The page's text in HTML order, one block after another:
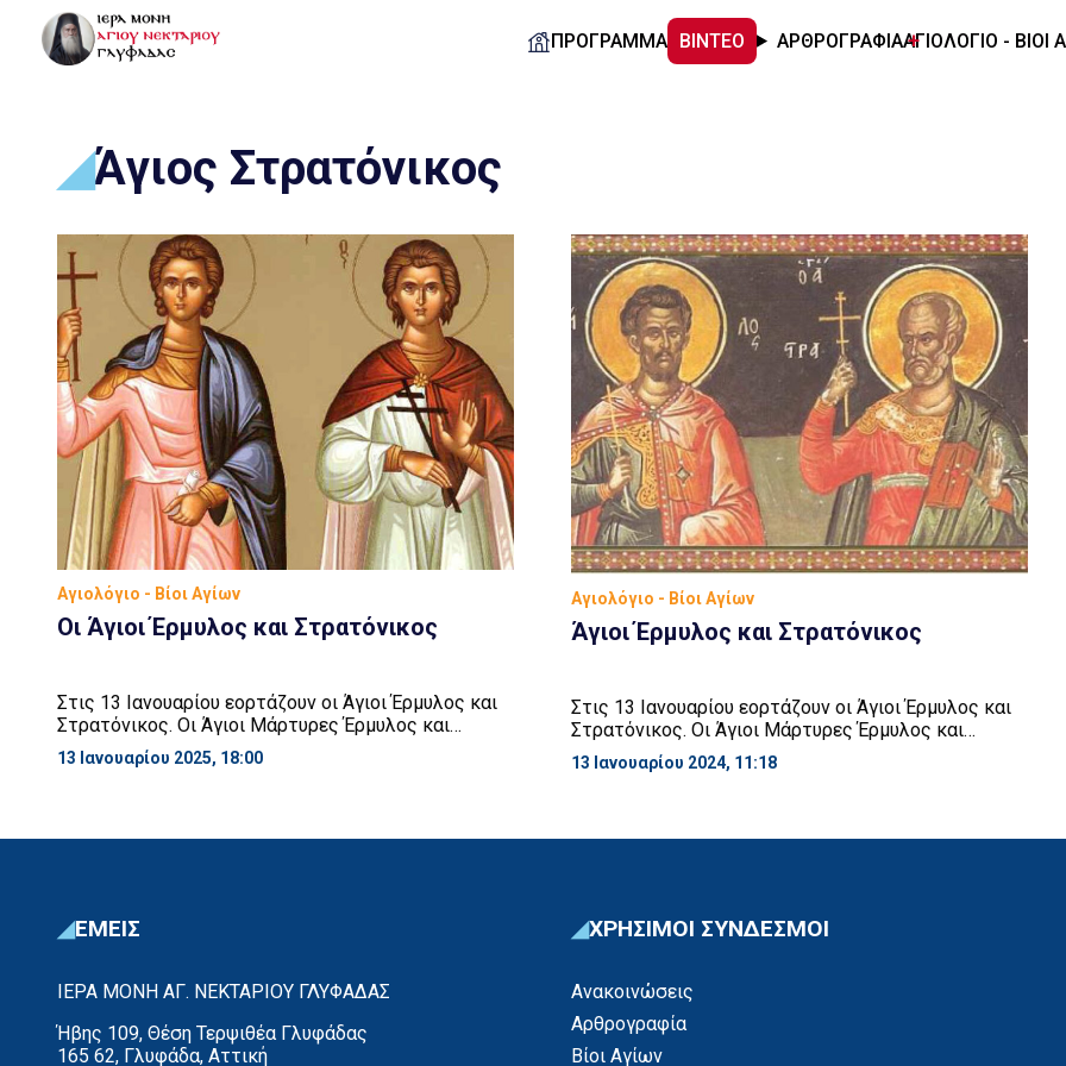
ΠΡΟΓΡΑΜΜΑ ΒΙΝΤΕΟ ΑΡΘΡΟΓΡΑΦΙΑΑΓΙΟΛΟΓΙΟ - ΒΙΟΙ
Άγιος Στρατόνικος
Αγιολόγιο - Βίοι Αγίων
Οι Άγιοι Έρμυλος και Στρατόνικος
Στις 13 Ιανουαρίου εορτάζουν οι Άγιοι Έρμυλος και
Στρατόνικος. Οι Άγιοι Μάρτυρες Έρμυλος και
Στρατόνικος ζούσαν κατά τους χρόνους του
αυτοκράτορα της Ανατολής Λικινίου (308 – 323 μ.Χ).
Κωνσταντίνο, διέταξε, περί το 320 – 322 μ.Χ.,
13 Ιανουαρίου 2025, 18:00
Αγιολόγιο - Βίοι Αγίων
Άγιοι Έρμυλος και Στρατόνικος
Στις 13 Ιανουαρίου εορτάζουν οι Άγιοι Έρμυλος και
Στρατόνικος. Οι Άγιοι Μάρτυρες Έρμυλος και
Στρατόνικος ζούσαν κατά τους χρόνους του
αυτοκράτορα της Ανατολής Λικινίου (308 – 323 μ.Χ).
Κωνσταντίνο, διέταξε, περί το 320 – 322 μ.Χ.,
13 Ιανουαρίου 2024, 11:18
ΕΜΕΙΣ
ΙΕΡΑ ΜΟΝΗ ΑΓ. ΝΕΚΤΑΡΙΟΥ ΓΛΥΦΑΔΑΣ
Ήβης 109, Θέση Τερψιθέα Γλυφάδας
165 62, Γλυφάδα, Αττική
ΧΡΗΣΙΜΟΙ ΣΥΝΔΕΣΜΟΙ
Ανακοινώσεις
Αρθρογραφία
Βίοι Αγίων